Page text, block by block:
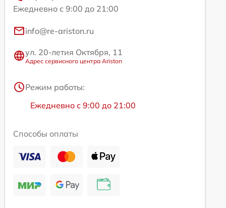
Ежедневно с 9:00 до 21:00
info@re-ariston.ru
ул. 20-летия Октября, 11
Адрес сервисного центра Ariston
Режим работы:
Ежедневно с 9:00 до 21:00
Способы оплаты